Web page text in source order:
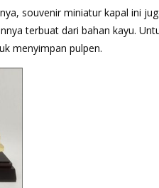
souvenir miniatur kapal ini
terbuat dari bahan kayu.
menyimpan pulpen.